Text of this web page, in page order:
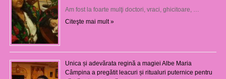
Am fost la foarte mulţi doctori, vraci, ghicitoare, …
Citeşte mai mult »
Unica și adevărata regină a magiei Albe Maria
Câmpina a pregătit leacuri și ritualuri puternice pentru